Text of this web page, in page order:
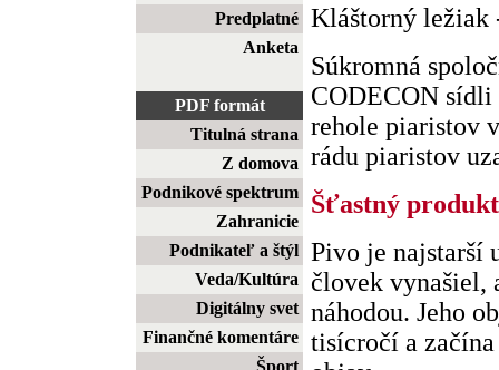
Predplatné
Anketa
PDF formát
Titulná strana
Z domova
Podnikové spektrum
Zahranicie
Podnikateľ a štýl
Veda/Kultúra
Digitálny svet
Finančné komentáre
Šport
Kláštorný ležiak
Súkromná
CODECON sídli
rehole piaristov
rádu piaristov
Šťastný
Pivo je najstarší
človek vynašiel,
náhodou. Jeho
tisícročí a